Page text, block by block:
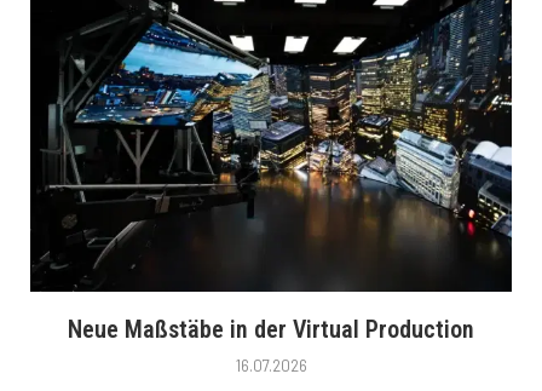
Neue Maßstäbe in der Virtual Production
16.07.2026